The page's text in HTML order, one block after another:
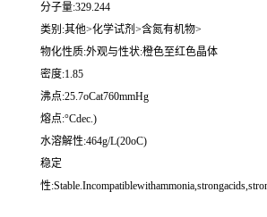
分子量:329.244
类别:其他>化学试剂>含氮有机物>
物化性质:外观与性状:橙色至红色晶体
密度:1.85
沸点:25.7oCat760mmHg
熔点:°Cdec.)
水溶解性:464g/L(20oC)
稳定
性